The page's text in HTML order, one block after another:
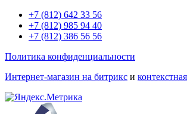
+7 (812) 642 33 56
+7 (812) 985 94 40
+7 (812) 386 56 56
Политика конфиденциальности
Интернет-магазин на битрикс и